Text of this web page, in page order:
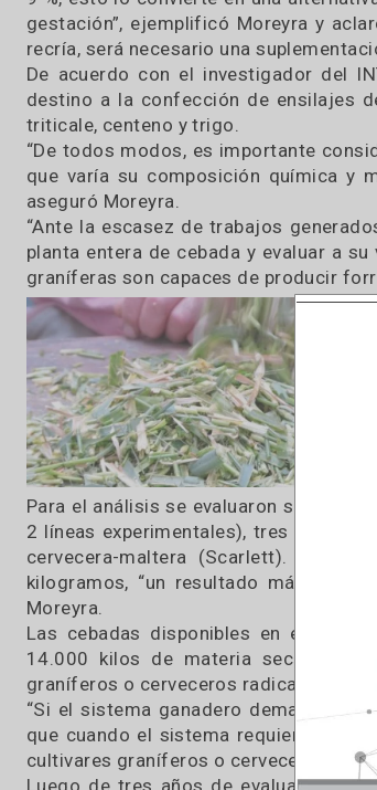
región del país”.
Ensayos realizados durante los
determinar que la cebada es el
forraje. Además, demostraron
el estado de grano lechoso-
“Bajo estas condiciones
9 %, esto lo convierte en una
gestación”, ejemplificó Moreyra y
recría, será necesario una
De acuerdo con el investigador
destino a la confección de
triticale, centeno y trigo.
“De todos modos, es importante
que varía su composición
aseguró Moreyra.
“Ante la escasez de trabajos
planta entera de cebada y
graníferas son capaces de
Para el análisis se evaluaron seis
2 líneas experimentales), tres